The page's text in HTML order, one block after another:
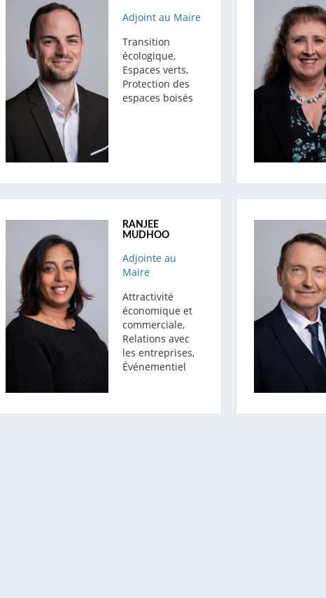
Adjoint au Maire
Transition
écologique,
Espaces verts,
Protection des
espaces boisés
RANJEE
MUDHOO
Adjointe au
Maire
Attractivité
économique et
commerciale,
Relations avec
les entreprises,
Événementiel